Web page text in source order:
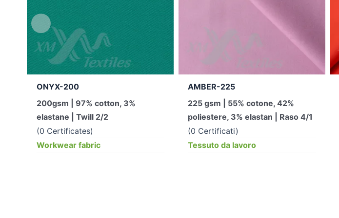
ONYX-200
200gsm | 97% cotton, 3%
elastane | Twill 2/2
(0 Certificates)
Workwear fabric
AMBER-225
225 gsm | 55% cotone, 42%
poliestere, 3% elastan | Raso 4/1
(0 Certificati)
Tessuto da lavoro